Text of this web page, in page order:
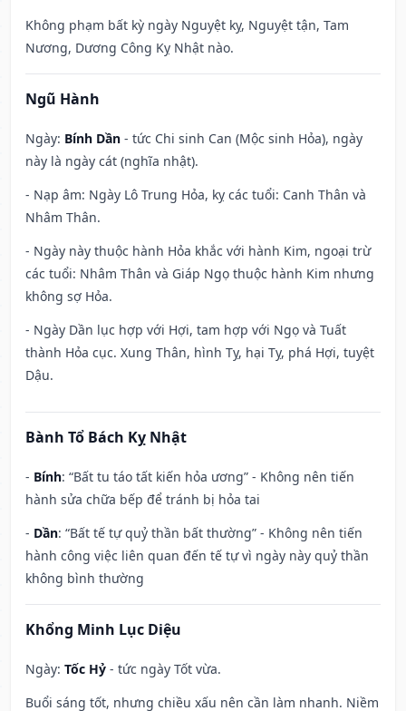
Không phạm bất kỳ ngày Nguyệt kỵ, Nguyệt tận, Tam
Nương, Dương Công Kỵ Nhật nào.
Ngũ Hành
Ngày: Bính Dần - tức Chi sinh Can (Mộc sinh Hỏa), ngày
này là ngày cát (nghĩa nhật).
- Nạp âm: Ngày Lô Trung Hỏa, kỵ các tuổi: Canh Thân và
Nhâm Thân.
- Ngày này thuộc hành Hỏa khắc với hành Kim, ngoại trừ
các tuổi: Nhâm Thân và Giáp Ngọ thuộc hành Kim nhưng
không sợ Hỏa.
- Ngày Dần lục hợp với Hợi, tam hợp với Ngọ và Tuất
thành Hỏa cục. Xung Thân, hình Tỵ, hại Tỵ, phá Hợi, tuyệt
Dậu.
Bành Tổ Bách Kỵ Nhật
- Bính: “Bất tu táo tất kiến hỏa ương” - Không nên tiến
hành sửa chữa bếp để tránh bị hỏa tai
- Dần: “Bất tế tự quỷ thần bất thường” - Không nên tiến
hành công việc liên quan đến tế tự vì ngày này quỷ thần
không bình thường
Khổng Minh Lục Diệu
Ngày: Tốc Hỷ - tức ngày Tốt vừa.
Buổi sáng tốt, nhưng chiều xấu nên cần làm nhanh. Niềm